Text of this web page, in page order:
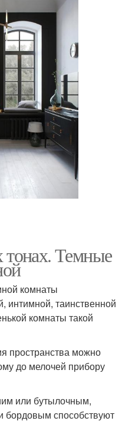
тонах. Темные
комнаты
интимной, таинственной
комнаты такой
пространства можно
до мелочей прибору
или бутылочным,
бордовым способствуют